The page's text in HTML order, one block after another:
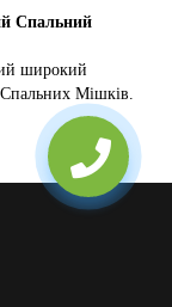
Спальний
широкий
Мішків.